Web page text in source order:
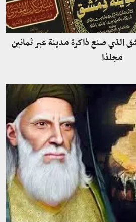
صنع ذاكرة مدينة عبر ثمانين
مجلدًا